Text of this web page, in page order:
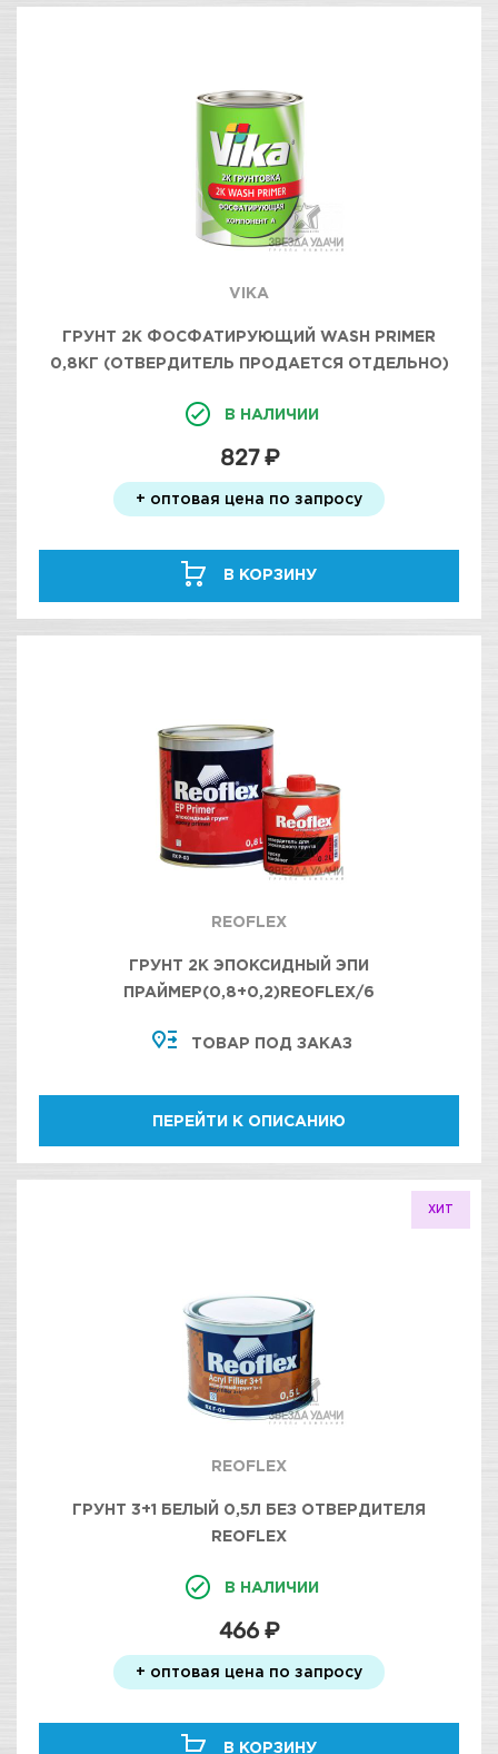
VIKA
ГРУНТ 2К ФОСФАТИРУЮЩИЙ WASH PRIMER
0,8КГ (ОТВЕРДИТЕЛЬ ПРОДАЕТСЯ ОТДЕЛЬНО)
В НАЛИЧИИ
827 ₽
+ оптовая цена по запросу
В КОРЗИНУ
REOFLEX
ГРУНТ 2К ЭПОКСИДНЫЙ ЭПИ
ПРАЙМЕР(0,8+0,2)REOFLEX/6
ТОВАР ПОД ЗАКАЗ
ПЕРЕЙТИ К ОПИСАНИЮ
ХИТ
REOFLEX
ГРУНТ 3+1 БЕЛЫЙ 0,5Л БЕЗ ОТВЕРДИТЕЛЯ
REOFLEX
В НАЛИЧИИ
466 ₽
+ оптовая цена по запросу
В КОРЗИНУ